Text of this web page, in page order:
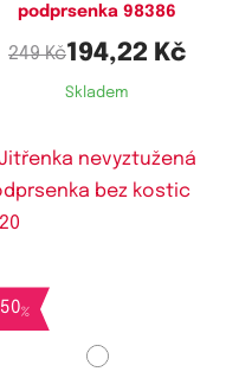
podprsenka 98386
249 Kč194,22 Kč
Skladem
50%
90D,